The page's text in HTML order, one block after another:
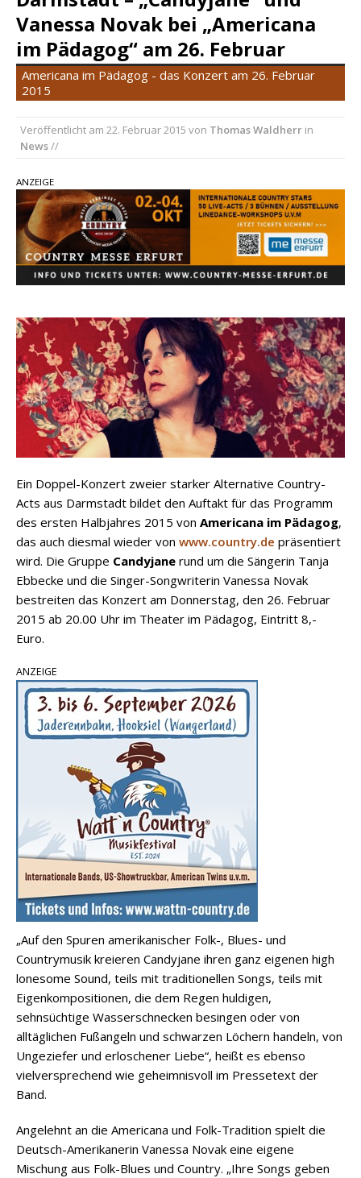
„Choosin‘ Texas“ gehört zu den größten Hits
aller Zeiten
pez veröffentlicht neue Single „Late Night
Country Music Hot News – 9. August 2026:
Vanessa Novak bei „Americana
im Pädagog“ am 26. Februar
Americana im Pädagog - das Konzert am 26. Februar
2015
Veröffentlicht am 22. Februar 2015 von Thomas Waldherr in
News//
ANZEIGE
Ein Doppel-Konzert zweier starker Alternative Country-
Acts aus Darmstadt bildet den Auftakt für das Programm
des ersten Halbjahres 2015 von Americana im Pädagog,
das auch diesmal wieder von www.country.de präsentiert
wird. Die Gruppe Candyjane rund um die Sängerin Tanja
Ebbecke und die Singer-Songwriterin Vanessa Novak
bestreiten das Konzert am Donnerstag, den 26. Februar
2015 ab 20.00 Uhr im Theater im Pädagog, Eintritt 8,-
Euro.
ANZEIGE
„Auf den Spuren amerikanischer Folk-, Blues- und
Countrymusik kreieren Candyjane ihren ganz eigenen high
lonesome Sound, teils mit traditionellen Songs, teils mit
Eigenkompositionen, die dem Regen huldigen,
sehnsüchtige Wasserschnecken besingen oder von
alltäglichen Fußangeln und schwarzen Löchern handeln, von
Ungeziefer und erloschener Liebe“, heißt es ebenso
vielversprechend wie geheimnisvoll im Pressetext der
Band.
Angelehnt an die Americana und Folk-Tradition spielt die
Deutsch-Amerikanerin Vanessa Novak eine eigene
Mischung aus Folk-Blues und Country. „Ihre Songs geben